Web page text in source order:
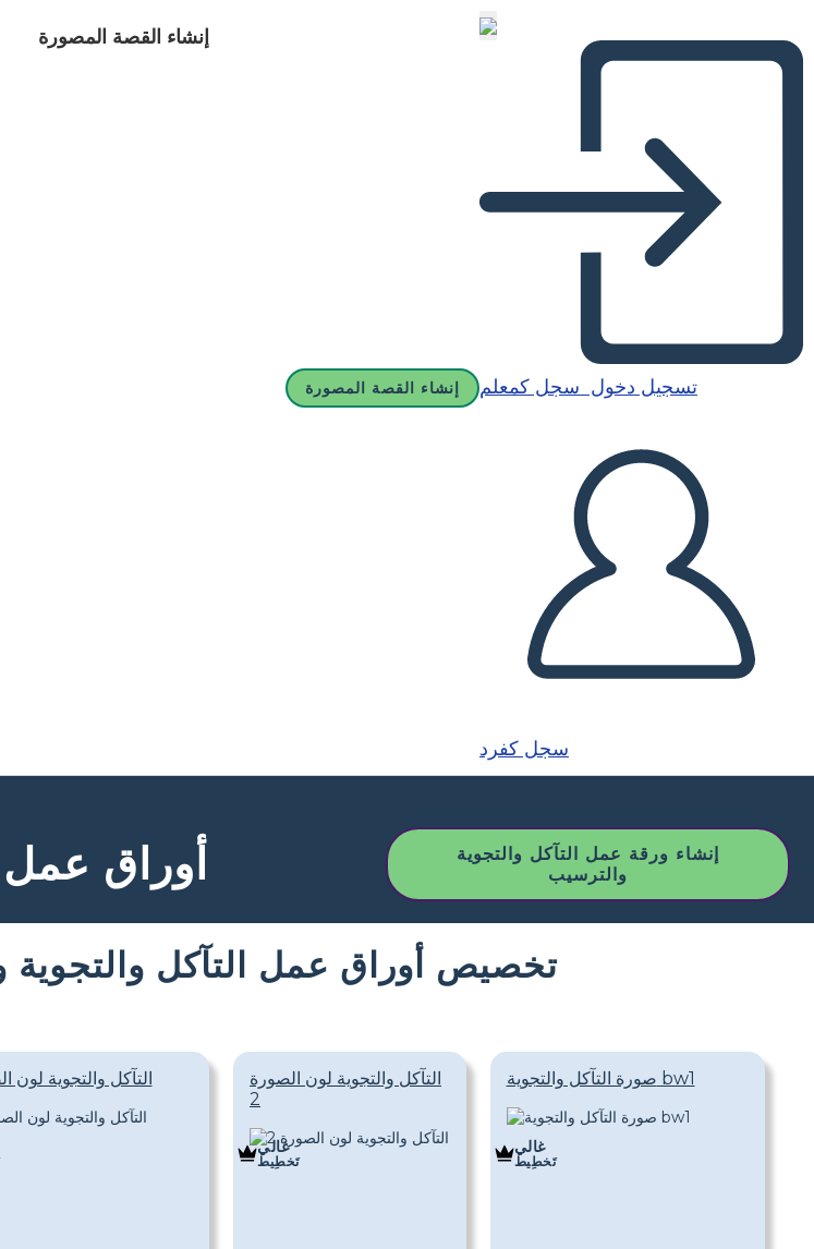
إنشاء القصة المصورة
إنشاء القصة المصورة تسجيل دخول سجل كمعلم
سجل كفرد
أوراق
إنشاء ورقة عمل التآكل والتجوية
والترسيب
تخصيص أوراق عمل التآكل والتجوية
التآكل والتجوية لون
التآكل والتجوية لون الصورة
2
غالي
تَخطِيط
صورة التآكل والتجوية bw1
غالي
تَخطِيط